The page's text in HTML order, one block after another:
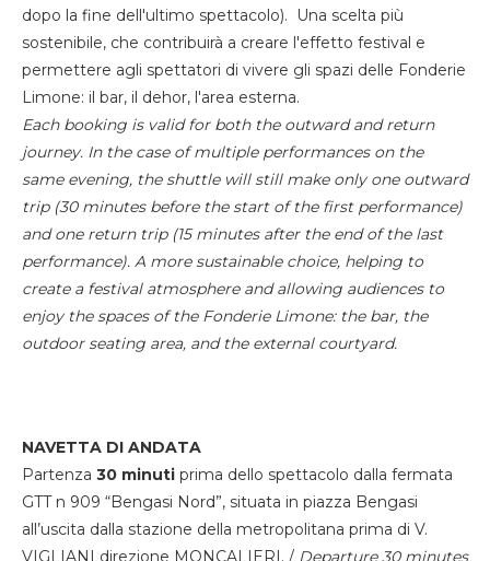
dopo la fine dell'ultimo spettacolo). Una scelta più
sostenibile, che contribuirà a creare l'effetto festival e
permettere agli spettatori di vivere gli spazi delle Fonderie
Limone: il bar, il dehor, l'area esterna.
Each booking is valid for both the outward and return
journey. In the case of multiple performances on the
same evening, the shuttle will still make only one outward
trip (30 minutes before the start of the first performance)
and one return trip (15 minutes after the end of the last
performance). A more sustainable choice, helping to
create a festival atmosphere and allowing audiences to
enjoy the spaces of the Fonderie Limone: the bar, the
outdoor seating area, and the external courtyard.
NAVETTA DI ANDATA
Partenza 30 minuti prima dello spettacolo dalla fermata
GTT n 909 “Bengasi Nord”, situata in piazza Bengasi
all’uscita dalla stazione della metropolitana prima di V.
VIGLIANI direzione MONCALIERI. / Departure 30 minutes